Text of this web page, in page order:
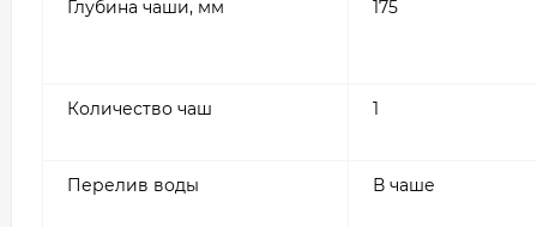
Глубина чаши, мм 175
Количество чаш 1
Перелив воды В чаше